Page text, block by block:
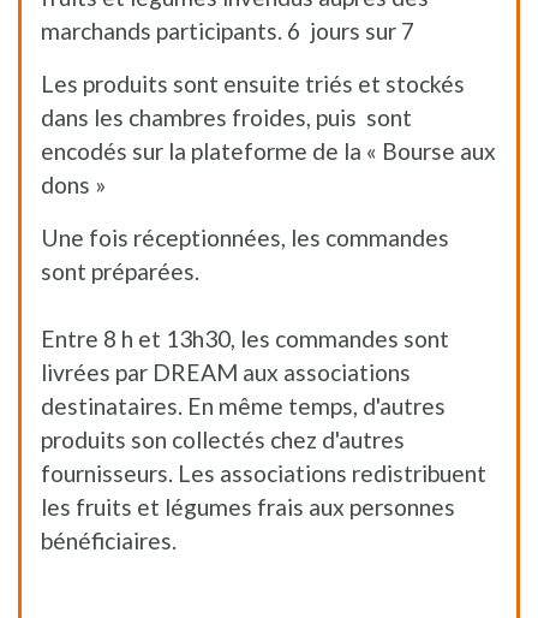
marchands participants. 6 jours sur 7
Les produits sont ensuite triés et stockés
dans les chambres froides, puis sont
encodés sur la plateforme de la « Bourse aux
dons »
Une fois réceptionnées, les commandes
sont préparées.
Entre 8 h et 13h30, les commandes sont
livrées par DREAM aux associations
destinataires. En même temps, d'autres
produits son collectés chez d'autres
fournisseurs. Les associations redistribuent
les fruits et légumes frais aux personnes
bénéficiaires.